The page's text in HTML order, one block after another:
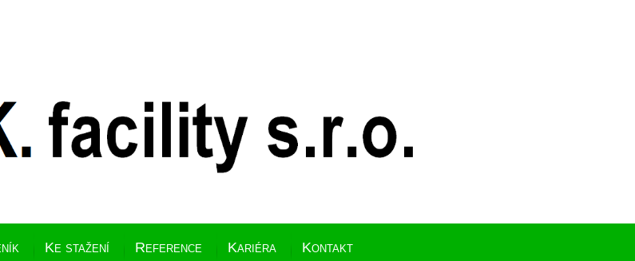
Ke stažení Reference Kariéra Kontakt